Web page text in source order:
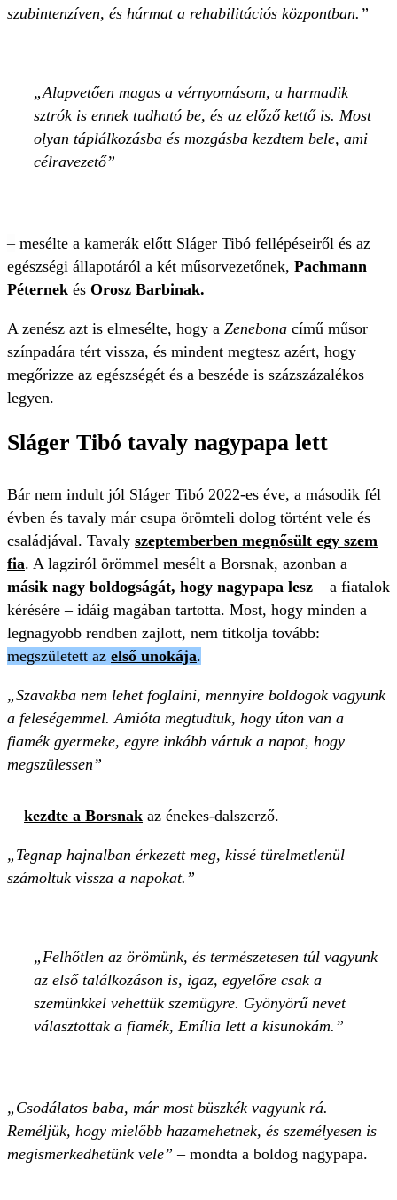
szubintenzíven, és hármat a rehabilitációs központban.”
Alapvetően magas a vérnyomásom, a harmadik
sztrók is ennek tudható be, és az előző kettő is. Most
olyan táplálkozásba és mozgásba kezdtem bele, ami
célravezető
–mesélte a kamerák előtt Sláger Tibó fellépéseiről és az
egészségi állapotáról a két műsorvezetőnek, Pachmann
Péternek és Orosz Barbinak.
A zenész azt is elmesélte, hogy a Zenebona című műsor
színpadára tért vissza, és mindent megtesz azért, hogy
megőrizze az egészségét és a beszéde is százszázalékos
legyen.
Sláger Tibó tavaly nagypapa lett
Bár nem indult jól Sláger Tibó 2022-es éve, a második fél
évben és tavaly már csupa örömteli dolog történt vele és
családjával. Tavaly szeptemberben megnősült egy szem
fia. A lagziról örömmel mesélt a Borsnak, azonban a
másik nagy boldogságát, hogy nagypapa lesz – a fiatalok
kérésére – idáig magában tartotta. Most, hogy minden a
legnagyobb rendben zajlott, nem titkolja tovább:
megszületett az első unokája.
„Szavakba nem lehet foglalni, mennyire boldogok vagyunk
a feleségemmel. Amióta megtudtuk, hogy úton van a
fiamék gyermeke, egyre inkább vártuk a napot, hogy
megszülessen”
– kezdte a Borsnak az énekes-dalszerző.
„Tegnap hajnalban érkezett meg, kissé türelmetlenül
számoltuk vissza a napokat.”
Felhőtlen az örömünk, és természetesen túl vagyunk
az első találkozáson is, igaz, egyelőre csak a
szemünkkel vehettük szemügyre. Gyönyörű nevet
választottak a fiamék, Emília lett a kisunokám.
„Csodálatos baba, már most büszkék vagyunk rá.
Reméljük, hogy mielőbb hazamehetnek, és személyesen is
megismerkedhetünk vele”– mondta a boldog nagypapa.